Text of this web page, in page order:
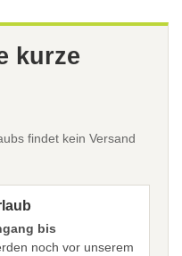
kurze
findet kein Versand
bis
noch vor unserem